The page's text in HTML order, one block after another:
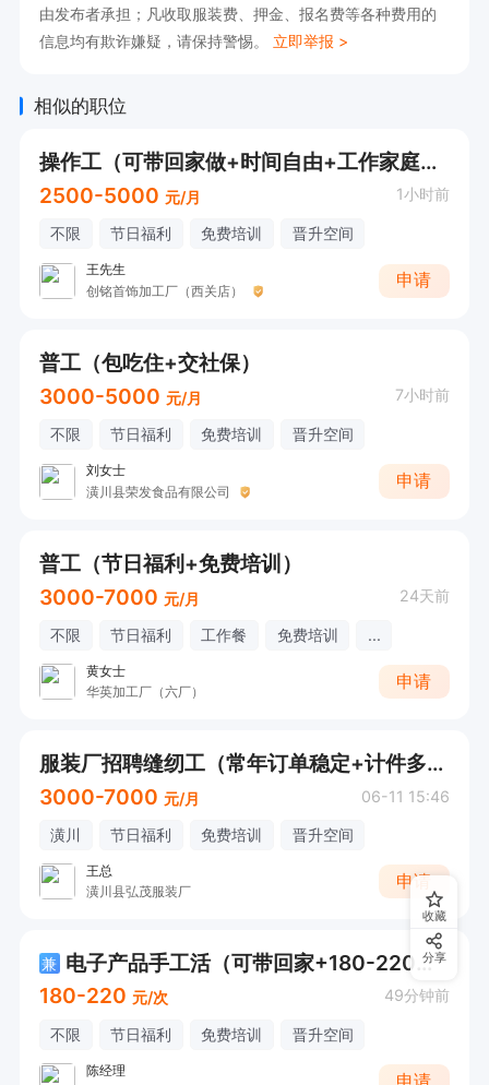
由发布者承担；凡收取服装费、押金、报名费等各种费用的
信息均有欺诈嫌疑，请保持警惕。 立即举报 >
相似的职位
操作工（可带回家做+时间自由+工作家庭两不误）
2500-5000 元/月 1小时前
不限 节日福利 免费培训 晋升空间
王先生
创铭首饰加工厂（西关店）
申请
普工（包吃住+交社保）
3000-5000 元/月 7小时前
不限 节日福利 免费培训 晋升空间
刘女士
潢川县荣发食品有限公司
申请
普工（节日福利+免费培训）
3000-7000 元/月 24天前
不限 节日福利 工作餐 免费培训 ...
黄女士
华英加工厂（六厂）
申请
服装厂招聘缝纫工（常年订单稳定+计件多劳多得）
3000-7000 元/月 06-11 15:46
潢川 节日福利 免费培训 晋升空间
王总
潢川县弘茂服装厂
申请
兼
电子产品手工活（可带回家+180-220元/天）
180-220 元/次 49分钟前
不限 节日福利 免费培训 晋升空间
陈经理
收藏
分享